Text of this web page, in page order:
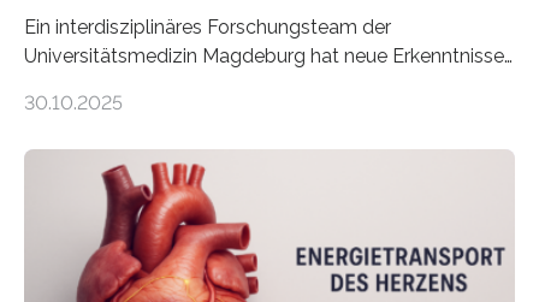
Ein interdisziplinäres Forschungsteam der
Universitätsmedizin Magdeburg hat neue Erkenntnisse
behandelt werden kann. In ihrer aktuellen Studie,
Oncology, zeigen die Forschenden, dass Mini-Tumore
aus Gewebe von Patientinnen und Patienten –
sogenannte Organoide – genutzt werden können, um
vorab zu prüfen, welche Medikamente am besten
wirken. Dabei wurde ein Eiweiß identifiziert, das künftig
30.10.2025